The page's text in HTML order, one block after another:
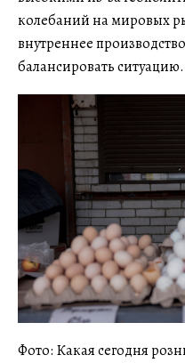
колебаний на мировых
внутреннее
балансировать ситуацию.
Фото: Какая сегодня